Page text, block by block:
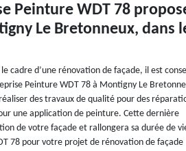
Peinture WDT 78
Le Bretonneux, dans
cadre d’une rénovation de façade, il est
Peinture WDT 78 à Montigny Le
des travaux de qualité pour des
une application de peinture. Cette dernière
de votre façade et rallongera sa durée de
78 pour votre projet de rénovation de façade